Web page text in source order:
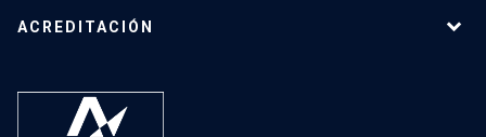
ACREDITACIÓN